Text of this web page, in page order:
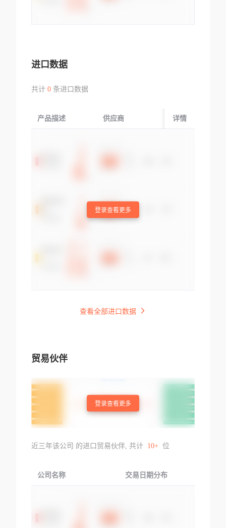
进口数据
共计 0条进口数据
产品描述 供应商 起运国/地区
详情
登录查看更多
查看全部进口数据
贸易伙伴
登录查看更多
近三年该公司 的进口贸易伙伴, 共计 10+ 位
公司名称 交易日期分布